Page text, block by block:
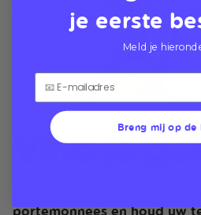
Vind je
portemonnees en houd uw
je eerste
Meld je
Breng mij op de